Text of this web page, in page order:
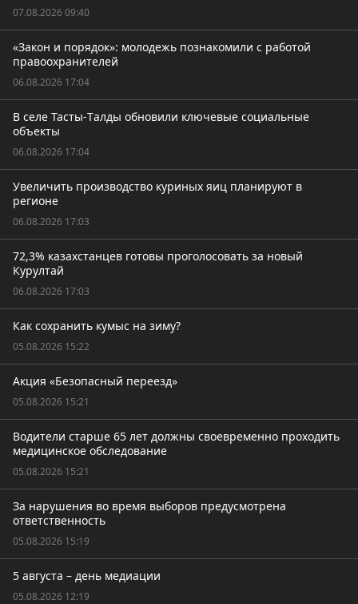
07.08.2026 09:40
«Закон и порядок»: молодежь познакомили с работой
правоохранителей
06.08.2026 17:04
В селе Тасты-Tалды обновили ключевые социальные
объекты
06.08.2026 17:04
Увеличить производство куриных яиц планируют в
регионе
06.08.2026 17:03
72,3% казахстанцев готовы проголосовать за новый
Курултай
06.08.2026 17:03
Как сохранить кумыс на зиму?
05.08.2026 15:22
Акция «Безопасный переезд»
05.08.2026 15:21
Водители старше 65 лет должны своевременно проходить
медицинское обследование
05.08.2026 15:21
За нарушения во время выборов предусмотрена
ответственность
05.08.2026 15:19
5 августа – день медиации
05.08.2026 12:19